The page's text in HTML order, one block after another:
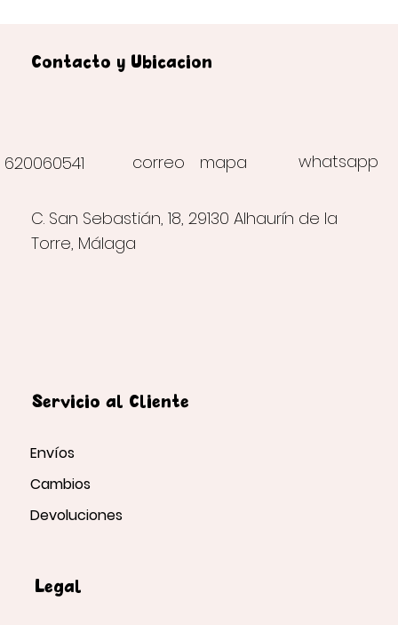
correo
Contacto y Ubicación
620060541 whatsapp
C. San Sebastián, 18, 29130 Alhaurín de la
Torre, Málaga
mapa
Servicio al Cliente
Envíos
Cambios
Devoluciones
Legal